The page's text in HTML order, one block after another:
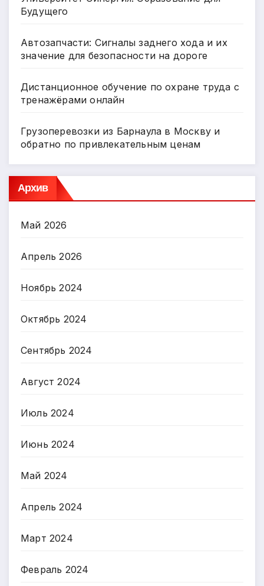
Будущего
Автозапчасти: Сигналы заднего хода и их
значение для безопасности на дороге
Дистанционное обучение по охране труда с
тренажёрами онлайн
Грузоперевозки из Барнаула в Москву и
обратно по привлекательным ценам
Архив
Май 2026
Апрель 2026
Ноябрь 2024
Октябрь 2024
Сентябрь 2024
Август 2024
Июль 2024
Июнь 2024
Май 2024
Апрель 2024
Март 2024
Февраль 2024